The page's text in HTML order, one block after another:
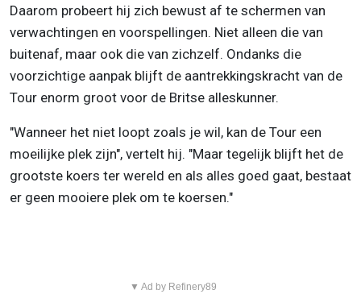
Daarom probeert hij zich bewust af te schermen van
verwachtingen en voorspellingen. Niet alleen die van
buitenaf, maar ook die van zichzelf. Ondanks die
voorzichtige aanpak blijft de aantrekkingskracht van de
Tour enorm groot voor de Britse alleskunner.
"Wanneer het niet loopt zoals je wil, kan de Tour een
moeilijke plek zijn", vertelt hij. "Maar tegelijk blijft het de
grootste koers ter wereld en als alles goed gaat, bestaat
er geen mooiere plek om te koersen."
▼ Ad by Refinery89